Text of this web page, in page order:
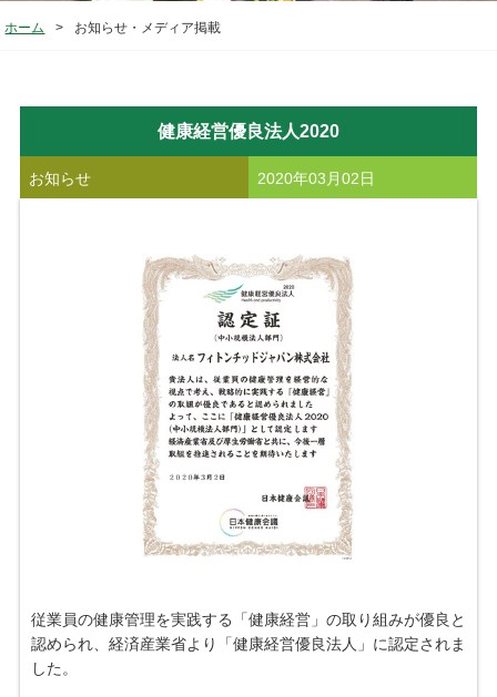
ホーム > お知らせ・メディア掲載
健康経営優良法人2020
お知らせ 2020年03月02日
従業員の健康管理を実践する「健康経営」の取り組みが優良と
認められ、経済産業省より「健康経営優良法人」に認定されま
した。